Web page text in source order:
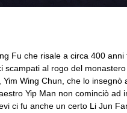
Fu che risale a circa 400
scampati al rogo del
Yim Wing Chun, che lo
Yip Man non cominciò ad
ci fu anche un certo Li Jun